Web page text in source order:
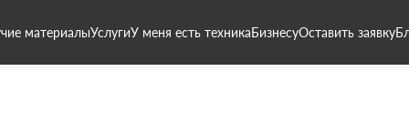
материалыУслугиУ меня есть техникаБизнесуОставить заявку